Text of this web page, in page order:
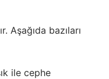
Aşağıda bazıları
ile cephe